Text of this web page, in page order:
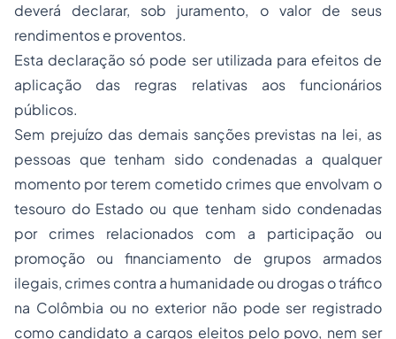
deverá declarar, sob juramento, o valor de seus
rendimentos e proventos.
Esta declaração só pode ser utilizada para efeitos de
aplicação das regras relativas aos funcionários
públicos.
Sem prejuízo das demais sanções previstas na lei, as
pessoas que tenham sido condenadas a qualquer
momento por terem cometido crimes que envolvam o
tesouro do Estado ou que tenham sido condenadas
por crimes relacionados com a participação ou
promoção ou financiamento de grupos armados
ilegais, crimes contra a humanidade ou drogas o tráfico
na Colômbia ou no exterior não pode ser registrado
como candidato a cargos eleitos pelo povo, nem ser